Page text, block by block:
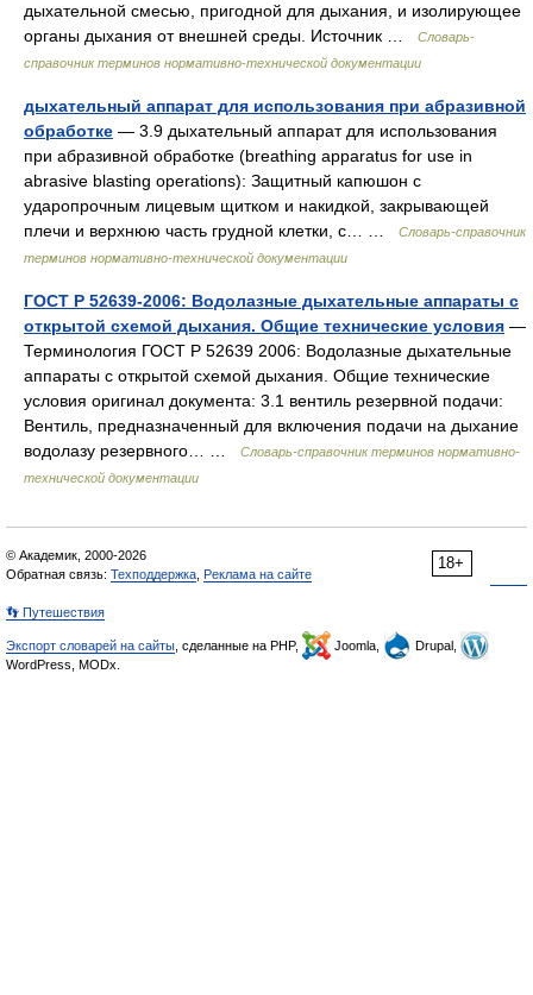
дыхательной смесью, пригодной для дыхания, и изолирующее
органы дыхания от внешней среды. Источник …
Словарь-
справочник терминов нормативно-технической документации
дыхательный аппарат для использования при абразивной
обработке — 3.9 дыхательный аппарат для использования
при абразивной обработке (breathing apparatus for use in
abrasive blasting operations): Защитный капюшон с
ударопрочным лицевым щитком и накидкой, закрывающей
плечи и верхнюю часть грудной клетки, с… …
Словарь-справочник
терминов нормативно-технической документации
ГОСТ Р 52639-2006: Водолазные дыхательные аппараты с
открытой схемой дыхания. Общие технические условия —
Терминология ГОСТ Р 52639 2006: Водолазные дыхательные
аппараты с открытой схемой дыхания. Общие технические
условия оригинал документа: 3.1 вентиль резервной подачи:
Вентиль, предназначенный для включения подачи на дыхание
водолазу резервного… …
Словарь-справочник терминов нормативно-
технической документации
18+
© Академик, 2000-2026
Обратная связь: Техподдержка Реклама на сайте
👣 Путешествия
Экспорт словарей на сайты , сделанные на PHP, Joomla,
Drupal,
WordPress, MODx.